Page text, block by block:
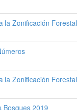
la Zonificación Forestal
la Zonificación Forestal
Bosques 2019